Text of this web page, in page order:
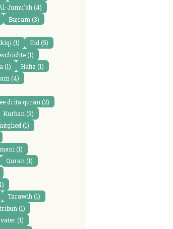
Jumu'ah(4)
Bajram (3)
(1) Eid(5)
(1)
(1) Hafiz (1)
(4)
drita quran (2)
Kurban (3)
(1)
(1)
Quran(1)
Tarawih(1)
(1)
vater(1)